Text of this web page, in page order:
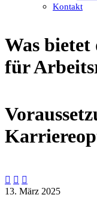
Kontakt
Was
für
  
13. März 2025